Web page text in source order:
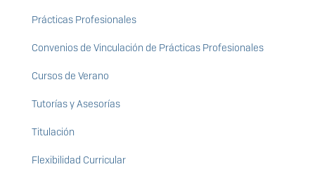
Prácticas Profesionales
Convenios de Vinculación de Prácticas Profesionales
Cursos de Verano
Tutorías y Asesorías
Titulación
Flexibilidad Curricular